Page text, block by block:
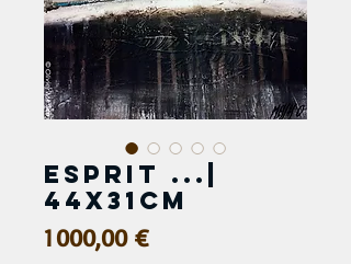
Esprit ...|
44x31cm
1 000,00 €Prix